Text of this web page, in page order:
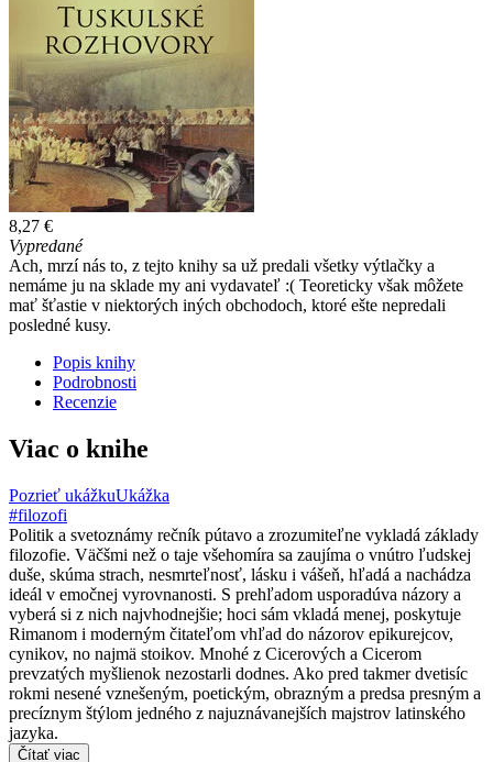
8,27 €
Vypredané
Ach, mrzí nás to, z tejto knihy sa už predali všetky výtlačky a
nemáme ju na sklade my ani vydavateľ :( Teoreticky však môžete
mať šťastie v niektorých iných obchodoch, ktoré ešte nepredali
posledné kusy.
Popis knihy
Podrobnosti
Recenzie
Viac o knihe
Pozrieť ukážkuUkážka
#filozofi
Politik a svetoznámy rečník pútavo a zrozumiteľne vykladá základy
filozofie. Väčšmi než o taje všehomíra sa zaujíma o vnútro ľudskej
duše, skúma strach, nesmrteľnosť, lásku i vášeň, hľadá a nachádza
ideál v emočnej vyrovnanosti. S prehľadom usporadúva názory a
vyberá si z nich najvhodnejšie; hoci sám vkladá menej, poskytuje
Rimanom i moderným čitateľom vhľad do názorov epikurejcov,
cynikov, no najmä stoikov. Mnohé z Cicerových a Cicerom
prevzatých myšlienok nezostarli dodnes. Ako pred takmer dvetisíc
rokmi nesené vznešeným, poetickým, obrazným a predsa presným a
precíznym štýlom jedného z najuznávanejších majstrov latinského
jazyka.
Čítať viac